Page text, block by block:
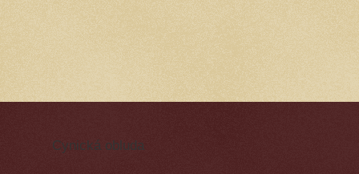
Cynická obluda